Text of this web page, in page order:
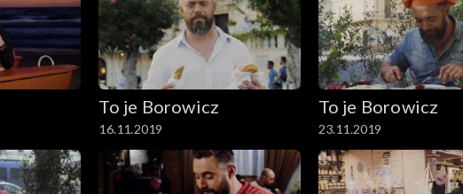
To je Borowicz
16.11.2019
To je Borowicz
23.11.2019